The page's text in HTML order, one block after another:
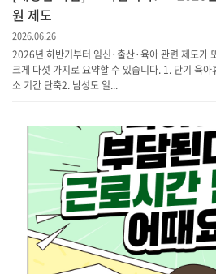
원 제도
2026.06.26
2026년 하반기부터 임신·출산·육아 관련 제도가
크게 다섯 가지로 요약할 수 있습니다. 1. 단기 육
소 기간 단축​2. 남성도 일...